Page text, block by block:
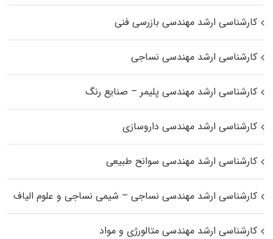
کارشناسی ارشد مهندسی بازرسی فنی
کارشناسی ارشد مهندسی نساجی
کارشناسی ارشد مهندسی پلیمر – صنایع رنگ
کارشناسی ارشد مهندسی داروسازی
کارشناسی ارشد مهندسی سوانح طبیعی
کارشناسی ارشد مهندسی نساجی – شیمی نساجی و علوم الیاف
کارشناسی ارشد مهندسی متالورژی و مواد